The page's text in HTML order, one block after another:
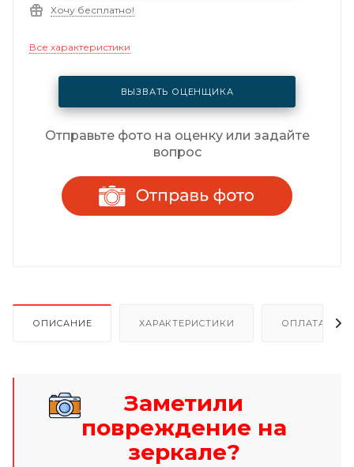
Хочу бесплатно!
Все характеристики
ВЫЗВАТЬ ОЦЕНЩИКА
Отправьте фото на оценку или задайте
вопрос
ОПИСАНИЕ ХАРАКТЕРИСТИКИ ОПЛАТА И
Заметили
повреждение на
зеркале?